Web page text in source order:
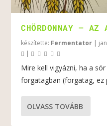
CHÖRDONNAY – AZ
készítette: Fermentator |
|
Mire kell vigyázni, ha a
forgatagban (forgatag, ez
OLVASS TOVÁBB